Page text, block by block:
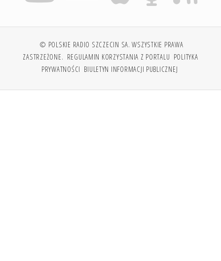
© POLSKIE RADIO SZCZECIN SA. WSZYSTKIE PRAWA
ZASTRZEŻONE. REGULAMIN KORZYSTANIA Z PORTALU POLITYKA
PRYWATNOŚCI BIULETYN INFORMACJI PUBLICZNEJ